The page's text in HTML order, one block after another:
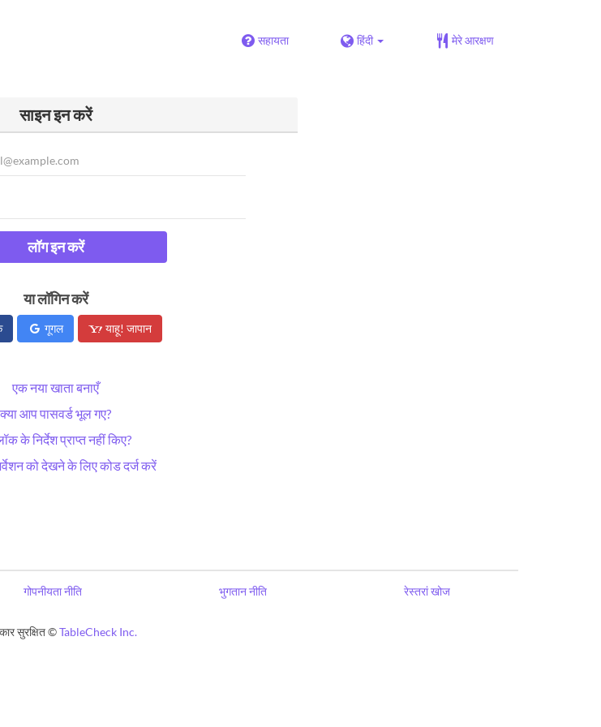
सहायता हिंदी मेरे आरक्षण
साइन इन करें
लॉग इन करें
या लॉगिन करें
गूगल याहू! जापान
एक नया खाता बनाएँ
क्या आप पासवर्ड भूल गए?
के निर्देश प्राप्त नहीं किए?
को देखने के लिए कोड दर्ज करें
गोपनीयता नीति भुगतान नीति रेस्तरां खोज
सुरक्षित ©TableCheck Inc.